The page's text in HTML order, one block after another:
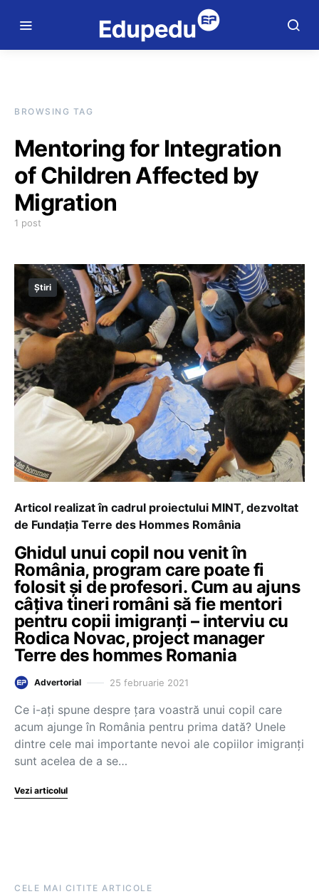
BROWSING TAG
Mentoring for Integration
of Children Affected by
Migration
1 post
Știri
Articol realizat în cadrul proiectului MINT, dezvoltat
de Fundația Terre des Hommes România
Ghidul unui copil nou venit în
România, program care poate fi
folosit și de profesori. Cum au ajuns
câțiva tineri români să fie mentori
pentru copii imigranți – interviu cu
Rodica Novac, project manager
Terre des hommes Romania
Advertorial 25 februarie 2021
Ce i-ați spune despre țara voastră unui copil care
acum ajunge în România pentru prima dată? Unele
dintre cele mai importante nevoi ale copiilor imigranți
sunt acelea de a se…
Vezi articolul
CELE MAI CITITE ARTICOLE